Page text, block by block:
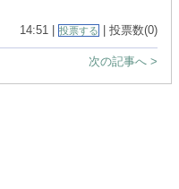
14:51 | 投票する | 投票数(0)
次の記事へ >